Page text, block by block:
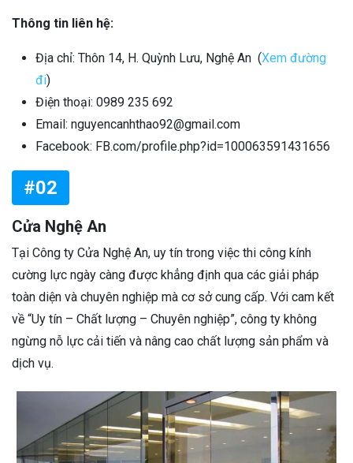
Thông tin liên hệ:
Địa chỉ: Thôn 14, H. Quỳnh Lưu, Nghệ An (Xem đường
đi)
Điện thoại: 0989 235 692
Email: nguyencanhthao92@gmail.com
Facebook: FB.com/profile.php?id=100063591431656
#02
Cửa Nghệ An
Tại Công ty Cửa Nghệ An, uy tín trong việc thi công kính
cường lực ngày càng được khẳng định qua các giải pháp
toàn diện và chuyên nghiệp mà cơ sở cung cấp. Với cam kết
về “Uy tín – Chất lượng – Chuyên nghiệp”, công ty không
ngừng nỗ lực cải tiến và nâng cao chất lượng sản phẩm và
dịch vụ.